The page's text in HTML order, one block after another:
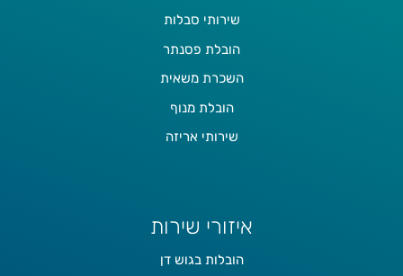
שירותי סבלות
הובלת פסנתר
השכרת משאית
הובלת מנוף
שירותי אריזה
איזורי שירות
הובלות בגוש דן